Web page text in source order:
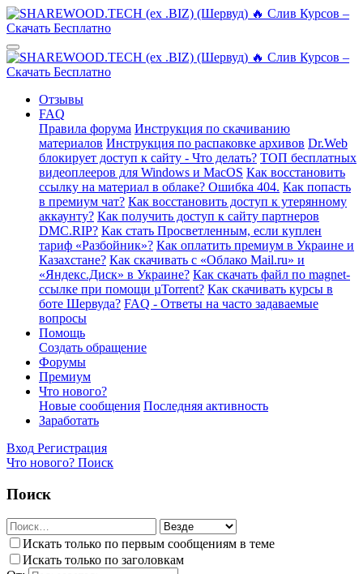
Отзывы
FAQ
Правила форума Инструкция по скачиванию
материалов Инструкция по распаковке архивов Dr.Web
блокирует доступ к сайту - Что делать? ТОП бесплатных
видеоплееров для Windows и MacOS Как восстановить
ссылку на материал в облаке? Ошибка 404. Как попасть
в премиум чат? Как восстановить доступ к утерянному
аккаунту? Как получить доступ к сайту партнеров
DMC.RIP? Как стать Просветленным, если куплен
тариф «Разбойник»? Как оплатить премиум в Украине и
Казахстане? Как скачивать с «Облако Mail.ru» и
«Яндекс.Диск» в Украине? Как скачать файл по magnet-
ссылке при помощи µTorrent? Как скачивать курсы в
боте Шервуда? FAQ - Ответы на часто задаваемые
вопросы
Помощь
Создать обращение
Форумы
Премиум
Что нового?
Новые сообщения Последняя активность
Заработать
Вход Регистрация
Что нового? Поиск
Поиск
Искать только по первым сообщениям в теме
Искать только по заголовкам